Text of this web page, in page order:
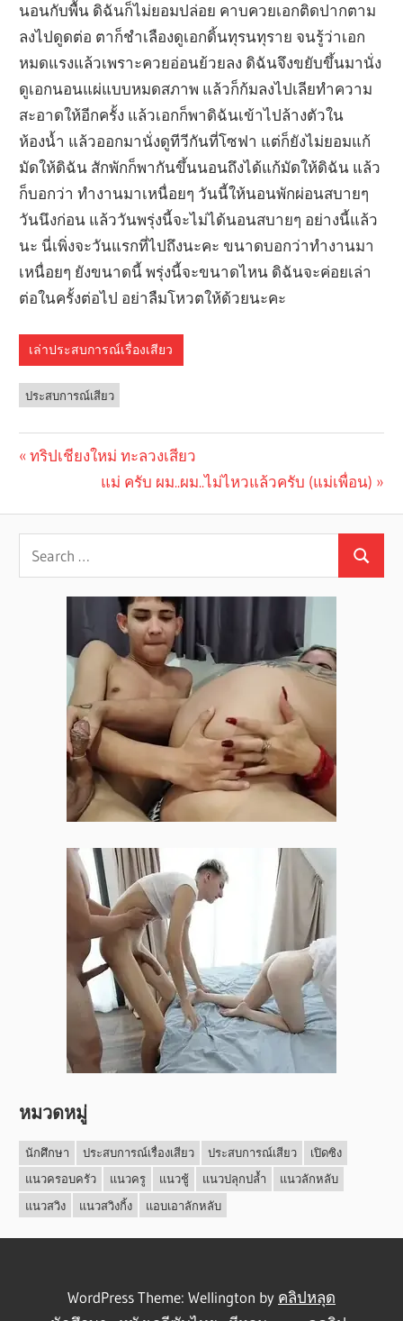
นอนกับพื้น ดิฉันก็ไม่ยอมปล่อย คาบควยเอกติดปากตาม
ลงไปดูดต่อ ตาก็ชำเลืองดูเอกดิ้นทุรนทุราย จนรู้ว่าเอก
หมดแรงแล้วเพราะควยอ่อนย้วยลง ดิฉันจึงขยับขึ้นมานั่ง
ดูเอกนอนแผ่แบบหมดสภาพ แล้วก็ก้มลงไปเลียทำความ
สะอาดให้อีกครั้ง แล้วเอกก็พาดิฉันเข้าไปล้างตัวใน
ห้องน้ำ แล้วออกมานั่งดูทีวีกันที่โซฟา แต่ก็ยังไม่ยอมแก้
มัดให้ดิฉัน สักพักก็พากันขึ้นนอนถึงได้แก้มัดให้ดิฉัน แล้ว
ก็บอกว่า ทำงานมาเหนื่อยๆ วันนี้ให้นอนพักผ่อนสบายๆ
วันนึงก่อน แล้ววันพรุ่งนี้จะไม่ได้นอนสบายๆ อย่างนี้แล้ว
นะ นี่เพิ่งจะวันแรกที่ไปถึงนะคะ ขนาดบอกว่าทำงานมา
เหนื่อยๆ ยังขนาดนี้ พรุ่งนี้จะขนาดไหน ดิฉันจะค่อยเล่า
ต่อในครั้งต่อไป อย่าลืมโหวตให้ด้วยนะคะ
เล่าประสบการณ์เรื่องเสียว
ประสบการณ์เสียว
navigation
Previous
ทริปเชียงใหม่ ทะลวงเสียว
Next
แม่ ครับ ผม..ผม..ไม่ไหวแล้วครับ (แม่เพื่อน)
หมวดหมู่
นักศึกษา ประสบการณ์เรื่องเสียว ประสบการณ์เสียว
เปิดซิง
แนวครอบครัว
แนวครู แนวชู้ แนวปลุกปล้ำ
แนวลักหลับ
แนวสวิง
แนวสวิงกิ้ง แอบเอาลักหลับ
WordPress Theme: Wellington by คลิปหลุด